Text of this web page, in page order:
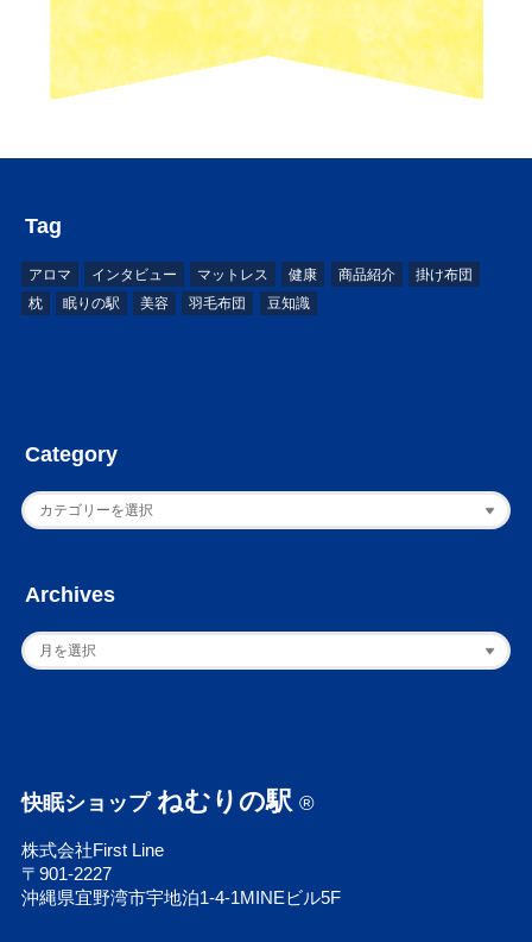
Tag
アロマ インタビュー マットレス 健康 商品紹介
掛け布団
枕
眠りの駅 美容 羽毛布団 豆知識
Category
Archives
快眠ショップねむりの駅 ®
株式会社First Line
〒901-2227
沖縄県宜野湾市宇地泊1-4-1MINEビル5F